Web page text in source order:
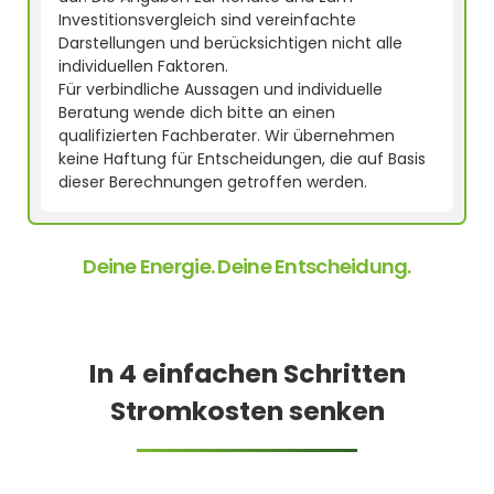
Investitionsvergleich sind vereinfachte
Darstellungen und berücksichtigen nicht alle
individuellen Faktoren.
Für verbindliche Aussagen und individuelle
Beratung wende dich bitte an einen
qualifizierten Fachberater. Wir übernehmen
keine Haftung für Entscheidungen, die auf Basis
dieser Berechnungen getroffen werden.
Deine Energie. Deine Entscheidung.
In 4 einfachen Schritten
Stromkosten senken